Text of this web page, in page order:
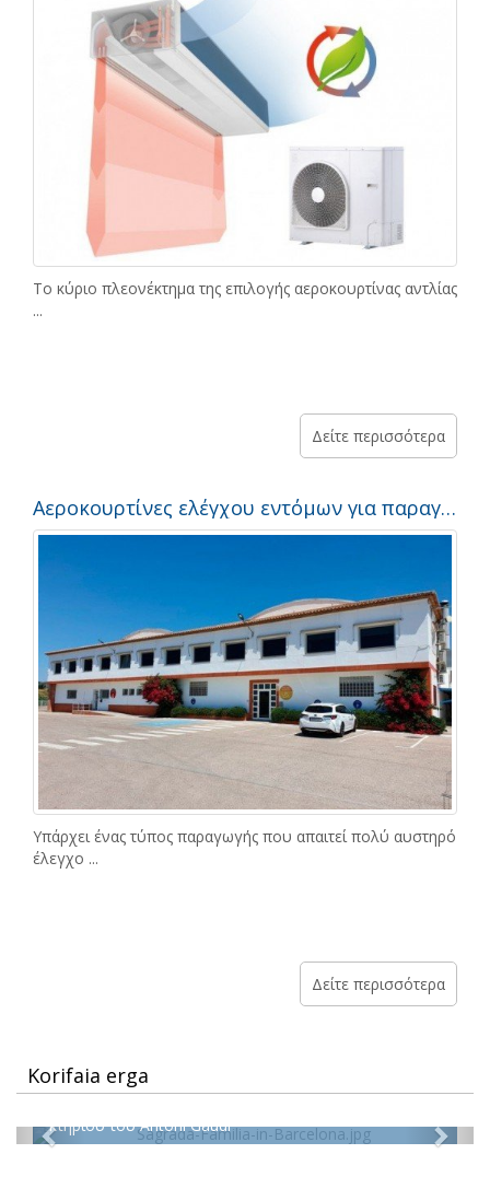
Το κύριο πλεονέκτημα της επιλογής αεροκουρτίνας αντλίας
...
Δείτε περισσότερα
Αεροκουρτίνες ελέγχου εντόμων για παραγωγό μελιού. Μελέτη περίπτωσης
Υπάρχει ένας τύπος παραγωγής που απαιτεί πολύ αυστηρό
έλεγχο ...
Δείτε περισσότερα
Korifaia erga
Τα μοντέλα αεροκουρτινών με εσοχή Optima και
κτηρίου του Antoni Gaudi